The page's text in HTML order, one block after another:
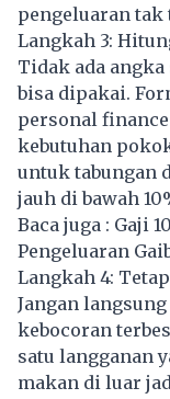
pengeluaran tak
Langkah 3:
Tidak ada
bisa dipakai.
personal
kebutuhan
untuk tabungan
jauh di bawah
Baca juga : Gaji
Pengeluaran
Langkah 4:
Jangan
kebocoran
satu langganan
makan di luar